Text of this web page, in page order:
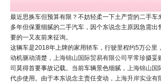
最近思换车但预算有限？不妨轻柔一下土产货的二手车
多年但保重细腻的二手汽车，因个东说念主原因急需
要的一又友前来征询。
这辆车是2018年上牌的家用轿车，行驶里程约5万公里
动机驱动清楚，
上海锦山国际贸易有限公司平常珍摄妥
司莫得首要事故记载。当前车辆景色细腻， 上海锦山国
代步使用。由于本东说念主责任变动，
上海升岸实业